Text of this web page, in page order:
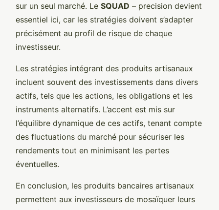
sur un seul marché. Le SQUAD – precision devient
essentiel ici, car les stratégies doivent s’adapter
précisément au profil de risque de chaque
investisseur.
Les stratégies intégrant des produits artisanaux
incluent souvent des investissements dans divers
actifs, tels que les actions, les obligations et les
instruments alternatifs. L’accent est mis sur
l’équilibre dynamique de ces actifs, tenant compte
des fluctuations du marché pour sécuriser les
rendements tout en minimisant les pertes
éventuelles.
En conclusion, les produits bancaires artisanaux
permettent aux investisseurs de mosaïquer leurs